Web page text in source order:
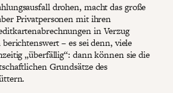
drohen, macht das große
Privatpersonen mit ihren
in Verzug
– es sei denn, viele
„überfällig“: dann können sie die
Grundsätze des